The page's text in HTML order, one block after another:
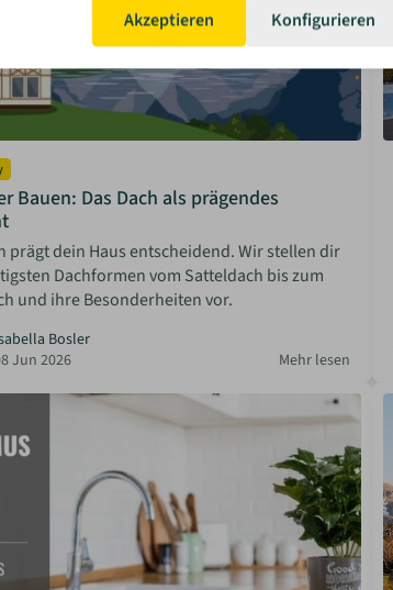
Bauen: Das Dach als prägendes
prägt dein Haus entscheidend. Wir stellen dir
Dachformen vom Satteldach bis zum
und ihre Besonderheiten vor.
Bosler
Jun 2026
Mehr lesen
Akzeptieren Konfigurieren